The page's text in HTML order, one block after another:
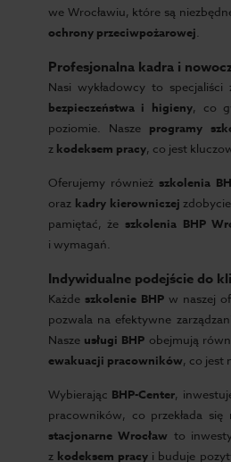
we Wrocławiu, które są
ochrony przeciwpożarowej.
Profesjonalna kadra i
Nasi wykładowcy to
bezpieczeństwa i higieny, co
poziomie. Nasze programy
z kodeksem pracy, co jest
Oferujemy również szkolenia
oraz kadry kierowniczej
pamiętać, żeszkolenia BHP
i wymagań.
Indywidualne podejście do
Każde szkolenie BHPw naszej
pozwala na efektywne
Nasze usługi BHP obejmują
ewakuacji pracowników, co jest
Wybierając BHP-Center,
pracowników, co przekłada
stacjonarne Wrocław to
z kodeksem pracy i buduje